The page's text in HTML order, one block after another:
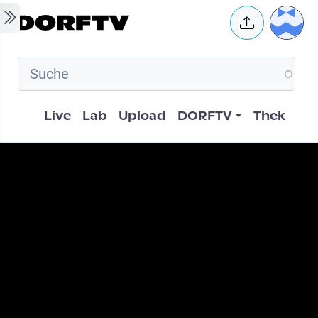
Skip to main content User
Hauptnavigation
Live Lab Upload DORFTV Thek